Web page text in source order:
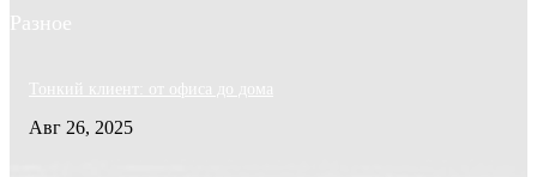
Разное
Тонкий клиент: от офиса до дома
Авг 26, 2025